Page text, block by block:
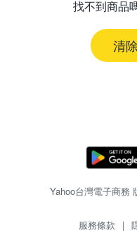
找不到商品
清
Yahoo台灣電子商務
服務條款 |